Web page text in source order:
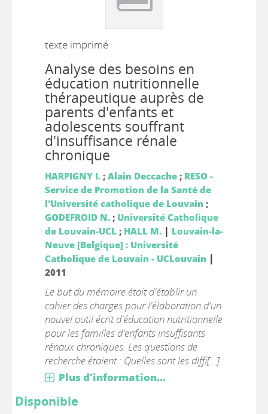
texte imprimé
Analyse des besoins en
éducation nutritionnelle
thérapeutique auprès de
parents d'enfants et
adolescents souffrant
d'insuffisance rénale
chronique
HARPIGNY I.; Alain Deccache; RESO -
Service de Promotion de la Santé de
l'Université catholique de Louvain ;
GODEFROID N.; Université Catholique
de Louvain-UCL; HALL M. | Louvain-la-
Neuve [Belgique] : Université
Catholique de Louvain - UCLouvain |
2011
Le but du mémoire était d'établir un
cahier des charges pour l'élaboration d'un
nouvel outil écrit d'éducation nutritionnelle
pour les familles d'enfants insuffisants
rénaux chroniques. Les questions de
recherche étaient : Quelles sont les diffi[...]
Plus d'information...
Disponible